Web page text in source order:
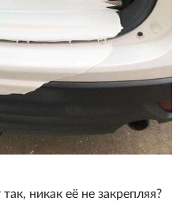
никак её не закрепляя?